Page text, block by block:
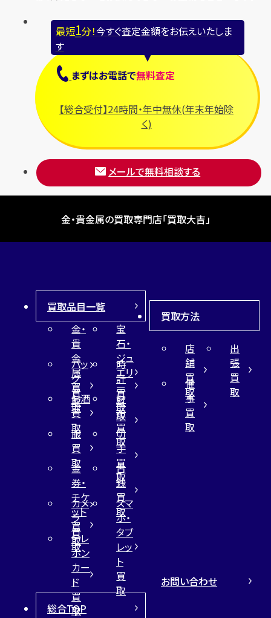
最短1分！今すぐ査定金額をお伝えいたしま
す
まずはお電話で無料査定
【総合受付】24時間・年中無休(年末年始除
く)
メールで無料相談する
金・貴金属の買取専門店「買取大吉」
買取品目一覧
金・
貴
金
属
買
取
宝
石・
ジュ
エリ
ー
買
取
バッ
グ
買
取
時
計
買
取
お酒
買
取
財
布
買
取
服
買
取
切
手
買
取
金
券・
チケ
ット
買
取
古
銭
買
取
カメ
ラ
買
取
スマ
ホ・
タブ
レッ
ト
買
取
テレ
ホン
カー
ド
買
取
買取方法
店
舗
買
取
出
張
買
取
催
事
買
取
総合TOP
お問い合わせ